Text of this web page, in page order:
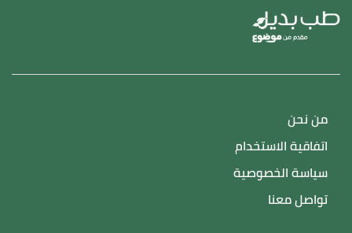
من نحن
اتفاقية الاستخدام
سياسة الخصوصية
تواصل معنا